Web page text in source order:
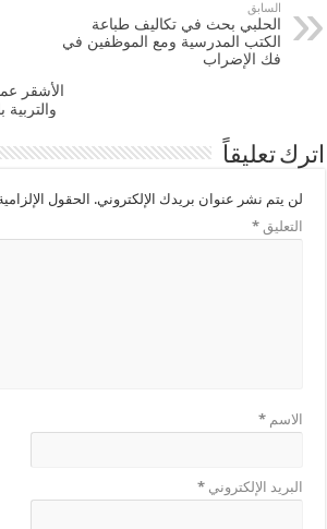
السابق
الحلبي بحث في تكاليف طباعة
الكتب المدرسية ومع الموظفين في
فك الإضراب
الأشقر
والتربية
اترك تعليقاً
لن يتم نشر عنوان بريدك الإلكتروني. الحقول
التعليق*
الاسم*
البريد الإلكتروني*